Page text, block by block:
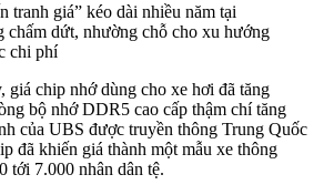
tranh giá” kéo dài nhiều năm tại
chấm dứt, nhường chỗ cho xu hướng
chi phí
giá chip nhớ dùng cho xe hơi đã tăng
bộ nhớ DDR5 cao cấp thậm chí tăng
của UBS được truyền thông Trung Quốc
đã khiến giá thành một mẫu xe thông
tới 7.000 nhân dân tệ.